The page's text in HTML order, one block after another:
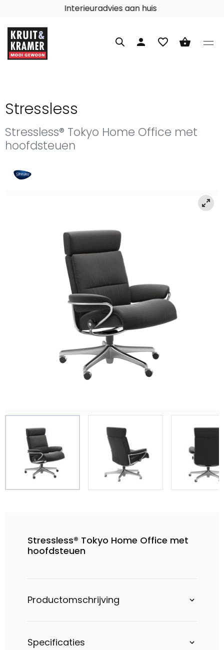
Interieuradvies aan huis
person favorite_border shopping_basket
Stressless
Stressless® Tokyo Home Office met
hoofdsteuen
Stressless® Tokyo Home Office met
hoofdsteuen
Productomschrijving
Specificaties